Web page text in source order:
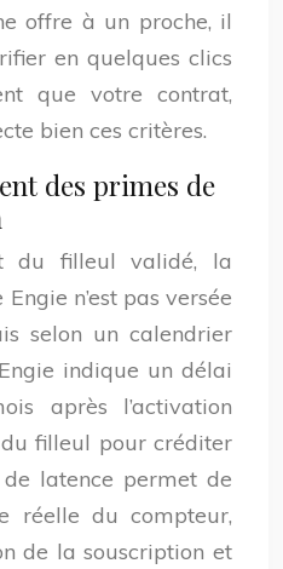
offre à un proche, il
en quelques clics
que votre contrat,
bien ces critères.
des primes de
du filleul validé, la
n’est pas versée
selon un calendrier
indique un délai
après l’activation
filleul pour créditer
latence permet de
réelle du compteur,
de la souscription et